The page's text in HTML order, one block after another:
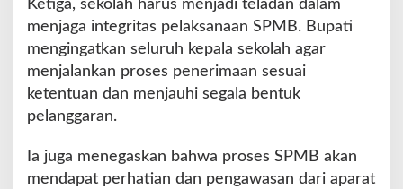
Ketiga, sekolah harus menjadi teladan dalam
menjaga integritas pelaksanaan SPMB. Bupati
mengingatkan seluruh kepala sekolah agar
menjalankan proses penerimaan sesuai
ketentuan dan menjauhi segala bentuk
pelanggaran.
Ia juga menegaskan bahwa proses SPMB akan
mendapat perhatian dan pengawasan dari aparat